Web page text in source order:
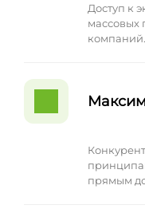
Доступ к
массовых
компаний.
прямым